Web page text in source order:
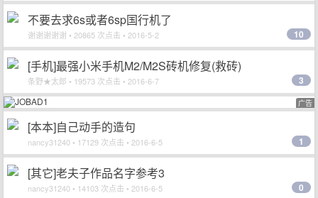
不要去求6s或者6sp国行机了
谢谢谢谢谢 • 20865 次点击 • 2016-5-2 10
[手机]最强小米手机M2/M2S砖机修复(救砖)
条野★太郎 • 19573 次点击 • 2016-6-7 3
广告
[本本]自己动手的造句
nancy31240 • 17129 次点击 • 2016-6-5 1
[其它]老夫子作品名字参考3
nancy31240 • 14103 次点击 • 2016-6-5 0